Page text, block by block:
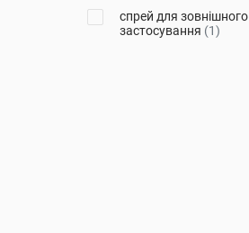
спрей для зовнішного
застосування (1)